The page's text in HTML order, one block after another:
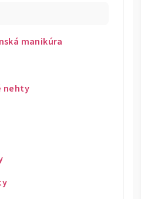
manikúra
nehty